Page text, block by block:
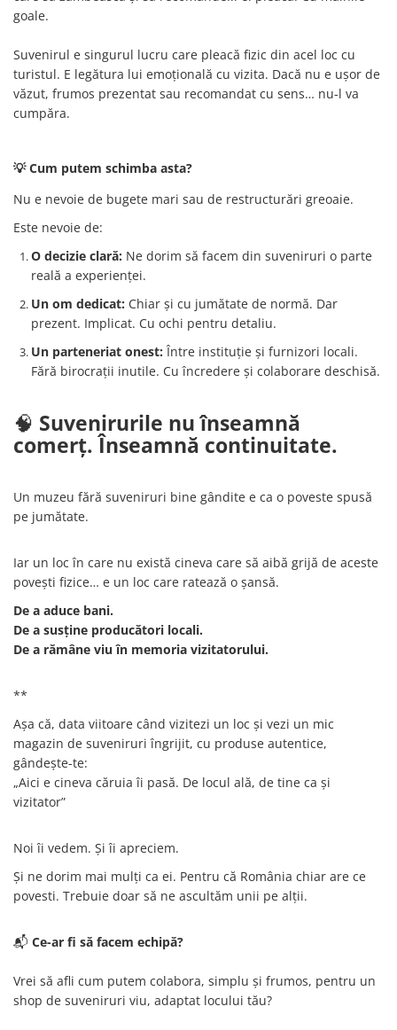
goale.
Suvenirul e singurul lucru care pleacă fizic din acel loc cu
turistul. E legătura lui emoțională cu vizita. Dacă nu e ușor de
văzut, frumos prezentat sau recomandat cu sens… nu-l va
cumpăra.
💡 Cum putem schimba asta?
Nu e nevoie de bugete mari sau de restructurări greoaie.
Este nevoie de:
O decizie clară: Ne dorim să facem din suveniruri o parte
reală a experienței.
Un om dedicat: Chiar și cu jumătate de normă. Dar
prezent. Implicat. Cu ochi pentru detaliu.
Un parteneriat onest: Între instituție și furnizori locali.
Fără birocrații inutile. Cu încredere și colaborare deschisă.
🧠 Suvenirurile nu înseamnă
comerț. Înseamnă continuitate.
Un muzeu fără suveniruri bine gândite e ca o poveste spusă
pe jumătate.
Iar un loc în care nu există cineva care să aibă grijă de aceste
povești fizice… e un loc care ratează o șansă.
De a aduce bani.
De a susține producători locali.
De a rămâne viu în memoria vizitatorului.
**
Așa că, data viitoare când vizitezi un loc și vezi un mic
magazin de suveniruri îngrijit, cu produse autentice,
gândește-te:
„Aici e cineva căruia îi pasă. De locul ală, de tine ca și
vizitator”
Noi îi vedem. Și îi apreciem.
Și ne dorim mai mulți ca ei. Pentru că România chiar are ce
povesti. Trebuie doar să ne ascultăm unii pe alții.
📬 Ce-ar fi să facem echipă?
Vrei să afli cum putem colabora, simplu și frumos, pentru un
shop de suveniruri viu, adaptat locului tău?